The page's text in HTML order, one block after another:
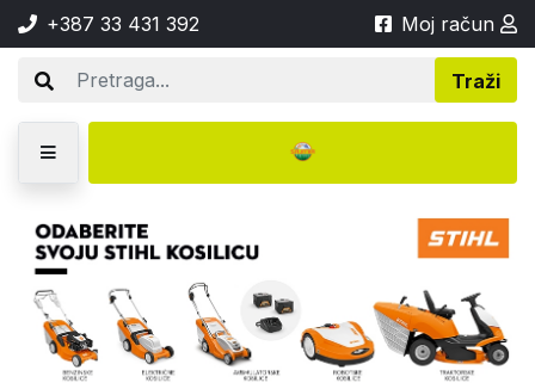
+387 33 431 392 Moj račun
Traži